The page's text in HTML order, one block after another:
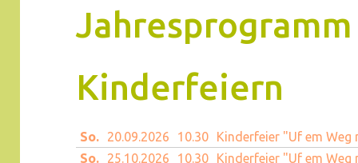
Jahresprogramm
Kinderfeiern
So. 20.09.2026 10.30
Kinderfeier "Uf em
So.
25.10.2026 10.30
Kinderfeier "Uf em